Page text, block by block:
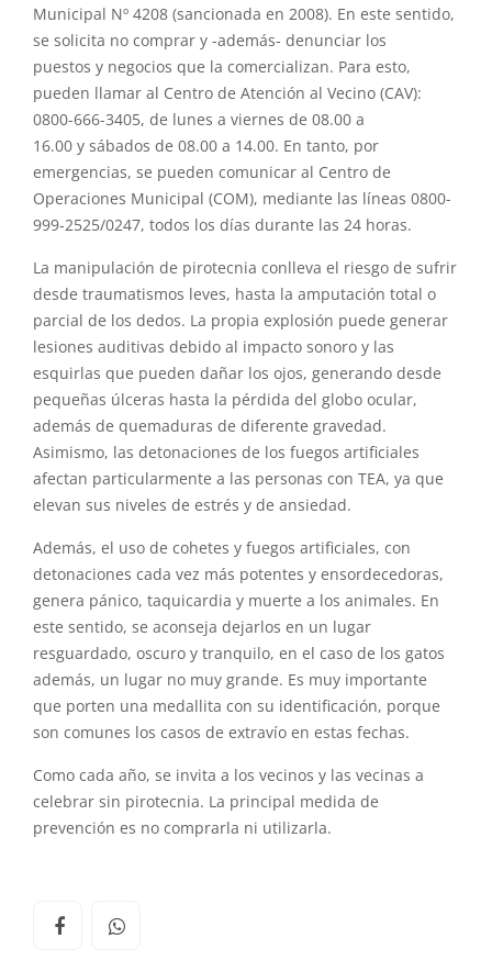
Municipal Nº 4208 (sancionada en 2008). En este sentido,
se solicita no comprar y -además- denunciar los
puestos y negocios que la comercializan. Para esto,
pueden llamar al Centro de Atención al Vecino (CAV):
0800-666-3405, de lunes a viernes de 08.00 a
16.00 y sábados de 08.00 a 14.00. En tanto, por
emergencias, se pueden comunicar al Centro de
Operaciones Municipal (COM), mediante las líneas 0800-
999-2525/0247, todos los días durante las 24 horas.
La manipulación de pirotecnia conlleva el riesgo de sufrir
desde traumatismos leves, hasta la amputación total o
parcial de los dedos. La propia explosión puede generar
lesiones auditivas debido al impacto sonoro y las
esquirlas que pueden dañar los ojos, generando desde
pequeñas úlceras hasta la pérdida del globo ocular,
además de quemaduras de diferente gravedad.
Asimismo, las detonaciones de los fuegos artificiales
afectan particularmente a las personas con TEA, ya que
elevan sus niveles de estrés y de ansiedad.
Además, el uso de cohetes y fuegos artificiales, con
detonaciones cada vez más potentes y ensordecedoras,
genera pánico, taquicardia y muerte a los animales. En
este sentido, se aconseja dejarlos en un lugar
resguardado, oscuro y tranquilo, en el caso de los gatos
además, un lugar no muy grande. Es muy importante
que porten una medallita con su identificación, porque
son comunes los casos de extravío en estas fechas.
Como cada año, se invita a los vecinos y las vecinas a
celebrar sin pirotecnia. La principal medida de
prevención es no comprarla ni utilizarla.